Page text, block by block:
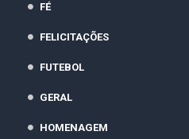
FÉ
FELICITAÇÕES
FUTEBOL
GERAL
HOMENAGEM